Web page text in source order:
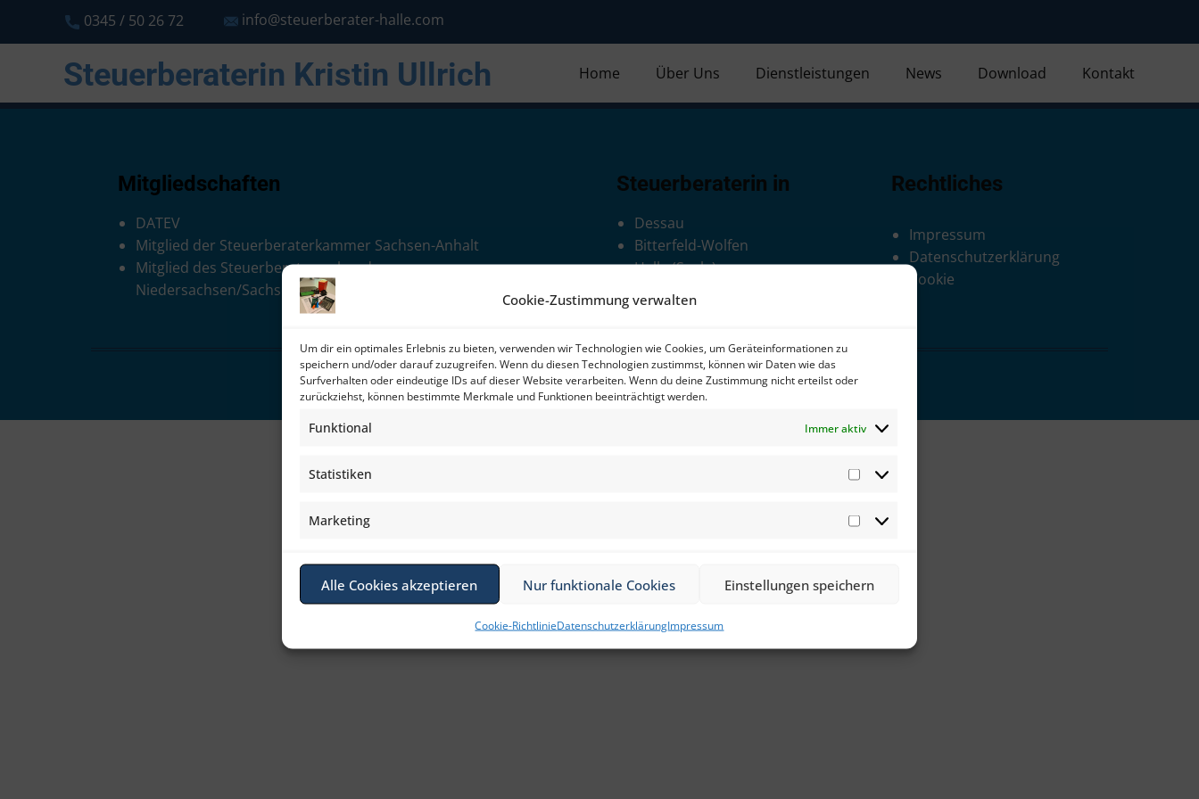
Cookie-Zustimmung verwalten
Um dir ein optimales Erlebnis zu bieten, verwenden wir Technologien wie Cookies, um Geräteinformationen zu
speichern und/oder darauf zuzugreifen. Wenn du diesen Technologien zustimmst, können wir Daten wie das
Surfverhalten oder eindeutige IDs auf dieser Website verarbeiten. Wenn du deine Zustimmung nicht erteilst oder
zurückziehst, können bestimmte Merkmale und Funktionen beeinträchtigt werden.
Funktional Immer aktiv
Statistiken
Statistiken
Marketing
Marketing
Alle Cookies akzeptieren Nur funktionale Cookies Einstellungen speichern
Cookie-RichtlinieDatenschutzerklärungImpressum
0345 / 50 26 72 info@steuerberater-halle.com
Steuerberaterin Kristin Ullrich Home Über Uns Dienstleistungen News Download Kontakt
Mitgliedschaften
DATEV
Mitglied der Steuerberaterkammer Sachsen-Anhalt
Mitglied des Steuerberaterverbandes
Niedersachsen/Sachsen-Anhalt
Steuerberaterin in
Dessau
Bitterfeld-Wolfen
Halle (Saale)
Rechtliches
Impressum
Datenschutzerklärung
Cookie
byWebdesign-Bitterfeld